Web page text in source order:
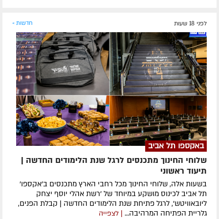
לפני 18 שעות חדשות »
באקספו תל אביב
שלוחי החינוך מתכנסים לרגל שנת הלימודים החדשה |
תיעוד ראשוני
בשעות אלה, שלוחי החינוך מכל רחבי הארץ מתכנסים ב'אקספו'
תל אביב לכינוס מושקע במיוחד של 'רשת אהלי יוסף יצחק
ליובאוויטש', לרגל פתיחת שנת הלימודים החדשה | קבלת הפנים,
גלריית הפתיחה המרהיבה... | לצפייה